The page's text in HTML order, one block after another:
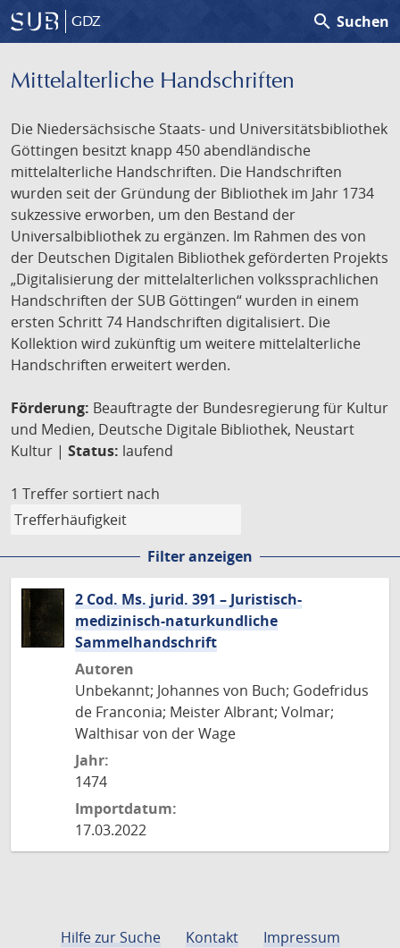
GDZ search Suchen
Mittelalterliche Handschriften
Die Niedersächsische Staats- und Universitätsbibliothek
Göttingen besitzt knapp 450 abendländische
mittelalterliche Handschriften. Die Handschriften
wurden seit der Gründung der Bibliothek im Jahr 1734
sukzessive erworben, um den Bestand der
Universalbibliothek zu ergänzen. Im Rahmen des von
der Deutschen Digitalen Bibliothek geförderten Projekts
„Digitalisierung der mittelalterlichen volkssprachlichen
Handschriften der SUB Göttingen“ wurden in einem
ersten Schritt 74 Handschriften digitalisiert. Die
Kollektion wird zukünftig um weitere mittelalterliche
Handschriften erweitert werden.
Förderung: Beauftragte der Bundesregierung für Kultur
und Medien, Deutsche Digitale Bibliothek, Neustart
Kultur | Status: laufend
1 Treffer sortiert nach
Filter anzeigen
2 Cod. Ms. jurid. 391 – Juristisch-
medizinisch-naturkundliche
Sammelhandschrift
Autoren
Unbekannt; Johannes von Buch; Godefridus
de Franconia; Meister Albrant; Volmar;
Walthisar von der Wage
Jahr:
1474
Importdatum:
17.03.2022
Hilfe zur Suche Kontakt
Impressum